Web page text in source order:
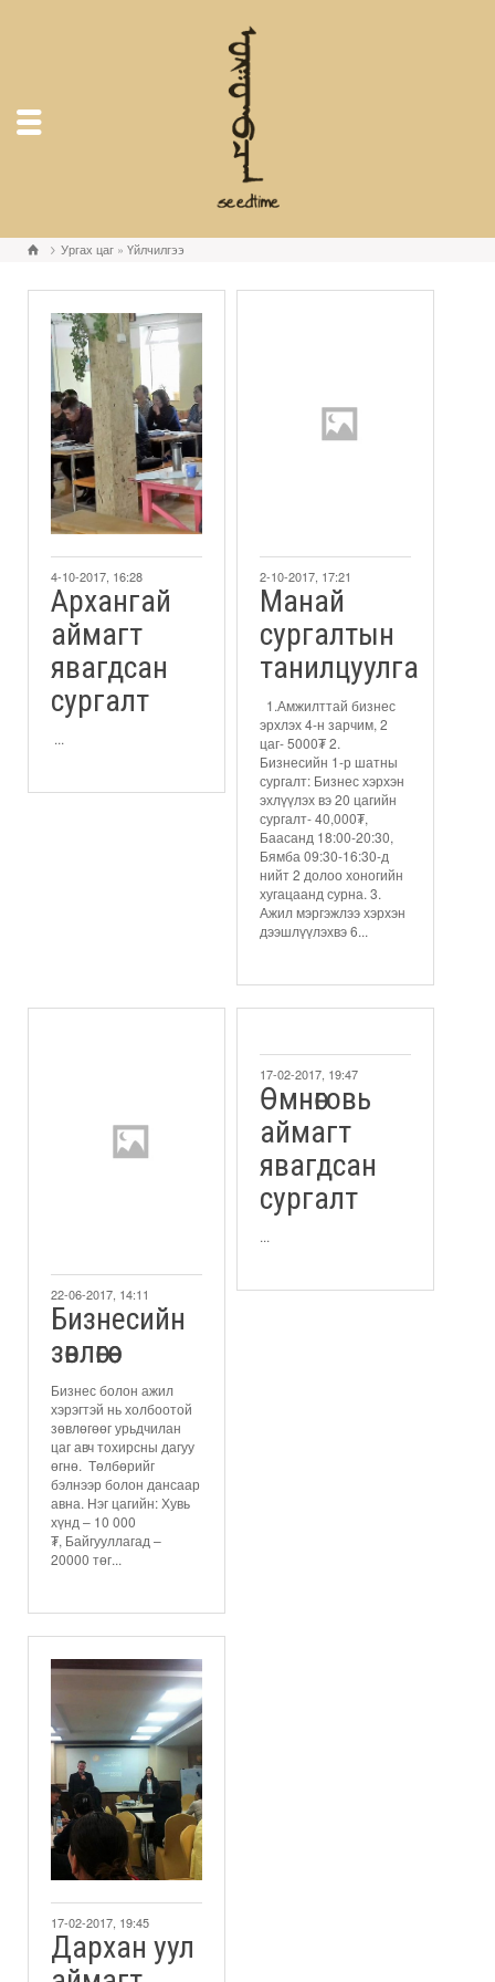
Ургах цаг »Үйлчилгээ
4-10-2017, 16:28
Архангай
аймагт
явагдсан
сургалт
...
2-10-2017, 17:21
Манай
сургалтын
танилцуулга
1.Амжилттай бизнес
эрхлэх 4-н зарчим, 2
цаг- 5000₮ 2.
Бизнесийн 1-р шатны
сургалт: Бизнес хэрхэн
эхлүүлэх вэ 20 цагийн
сургалт- 40,000₮,
Баасанд 18:00-20:30,
Бямба 09:30-16:30-д
нийт 2 долоо хоногийн
хугацаанд сурна. 3.
Ажил мэргэжлээ хэрхэн
дээшлүүлэхвэ 6...
22-06-2017, 14:11
Бизнесийн
зөвлөгөө
Бизнес болон ажил
хэрэгтэй нь холбоотой
зөвлөгөөг урьдчилан
цаг авч тохирсны дагуу
өгнө. Төлбөрийг
бэлнээр болон дансаар
авна. Нэг цагийн: Хувь
хүнд – 10 000
₮, Байгууллагад –
20000 төг...
17-02-2017, 19:47
Өмнөговь
аймагт
явагдсан
сургалт
...
17-02-2017, 19:45
Дархан уул